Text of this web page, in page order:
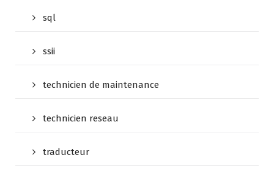
sql
ssii
technicien de maintenance
technicien reseau
traducteur